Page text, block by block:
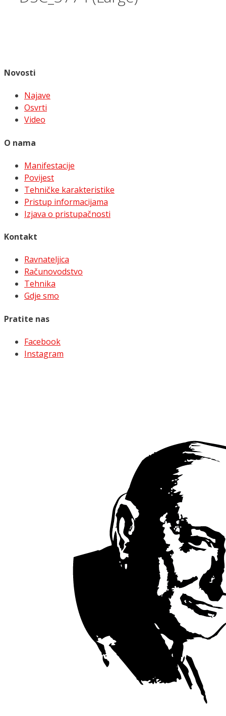
Novosti
Najave
Osvrti
Video
O nama
Manifestacije
Povijest
Tehničke karakteristike
Pristup informacijama
Izjava o pristupačnosti
Kontakt
Ravnateljica
Računovodstvo
Tehnika
Gdje smo
Pratite nas
Facebook
Instagram